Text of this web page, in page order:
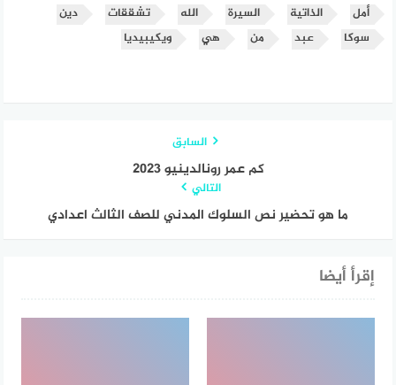
أمل الذاتية السيرة الله تشققات
دين
سوكا
عبد من هي ويكيبيديا
السابق
كم عمر رونالدينيو 2023
التالي
ما هو تحضير نص السلوك المدني للصف الثالث اعدادي
إقرأ أيضا